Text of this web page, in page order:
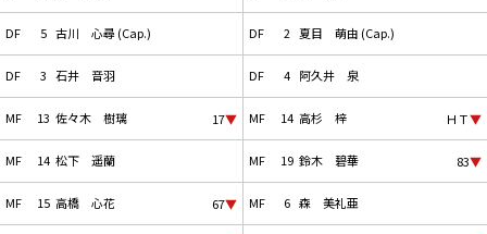
DF 5 古川 心尋 (Cap.)
DF 3 石井 音羽
MF 13 佐々木 樹璃 17▼
MF 14 松下 遥蘭
MF 15 高橋 心花 67▼
DF 2 夏目 萌由 (Cap.)
DF 4 阿久井 泉
MF 14 高杉 梓 ＨＴ▼
MF 19 鈴木 碧華 83▼
MF 6 森 美礼亜